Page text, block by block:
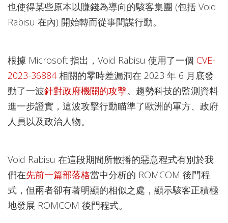
也使得某些原本以賺錢為導向的駭客集團 (包括 Void
Rabisu 在內) 開始轉而從事間諜行動。
根據 Microsoft 指出，Void Rabisu 使用了一個 CVE-
2023-36884相關的零時差漏洞在 2023 年 6 月底發
動了一波針對政府機關的攻擊。趨勢科技的監測資料
進一步證實，這波攻擊行動瞄準了歐洲的軍方、政府
人員以及政治人物。
Void Rabisu 在這段期間所散播的惡意程式有別於我
們在先前一篇部落格當中分析的 ROMCOM 後門程
式，但兩者卻有著明顯的相似之處，顯示駭客正積極
地發展 ROMCOM 後門程式。